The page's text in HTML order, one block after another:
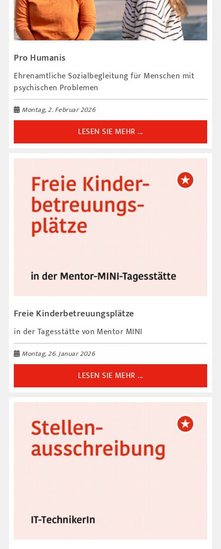
Pro Humanis
Ehrenamtliche Sozialbegleitung für Menschen mit
psychischen Problemen
Montag, 2. Februar 2026
LESEN SIE MEHR ...
Freie Kinderbetreuungsplätze
in der Tagesstätte von Mentor MINI
Montag, 26. Januar 2026
LESEN SIE MEHR ...